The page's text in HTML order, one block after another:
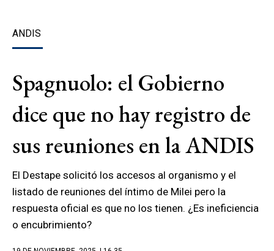
ANDIS
Spagnuolo: el Gobierno
dice que no hay registro de
sus reuniones en la ANDIS
El Destape solicitó los accesos al organismo y el
listado de reuniones del íntimo de Milei pero la
respuesta oficial es que no los tienen. ¿Es ineficiencia
o encubrimiento?